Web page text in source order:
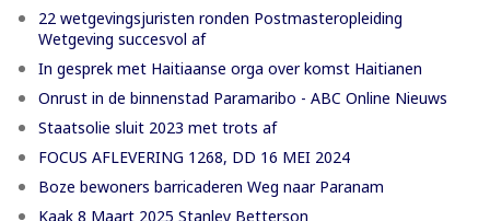
22 wetgevingsjuristen ronden Postmasteropleiding
Wetgeving succesvol af
In gesprek met Haitiaanse orga over komst Haitianen
Onrust in de binnenstad Paramaribo - ABC Online Nieuws
Staatsolie sluit 2023 met trots af
FOCUS AFLEVERING 1268, DD 16 MEI 2024
Boze bewoners barricaderen Weg naar Paranam
Kaak 8 Maart 2025 Stanley Betterson